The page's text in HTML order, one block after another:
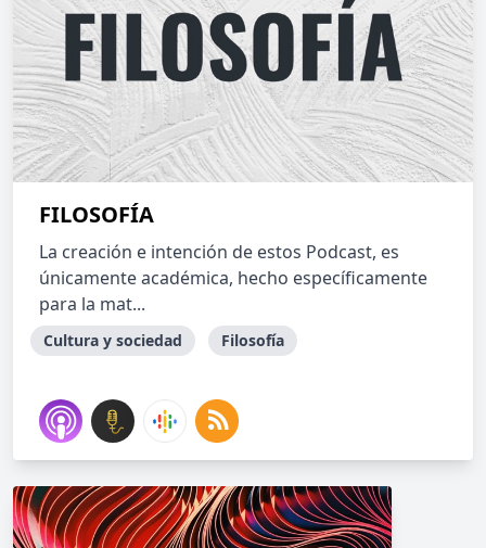
FILOSOFÍA
La creación e intención de estos Podcast, es
únicamente académica, hecho específicamente
para la mat...
Cultura y sociedad Filosofía